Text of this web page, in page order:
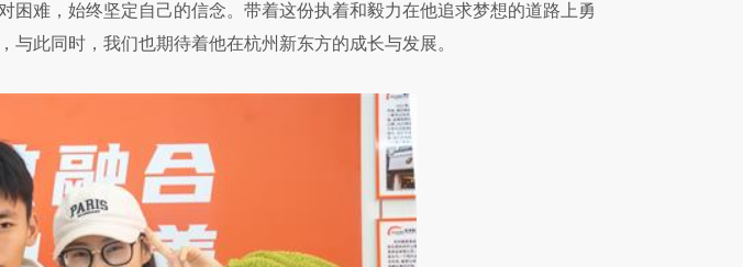
难，始终坚定自己的信念。带着这份执着和毅力在他追求梦想的道路上勇
此同时，我们也期待着他在杭州新东方的成长与发展。